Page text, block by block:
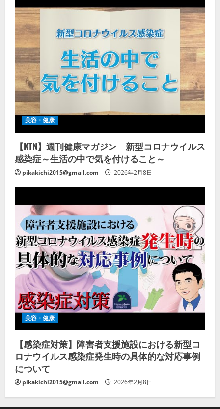
美容・健康
【KTN】週刊健康マガジン 新型コロナウイルス
感染症～生活の中で気を付けること～
pikakichi2015@gmail.com 2026年2月8日
美容・健康
【感染症対策】障害者支援施設における新型コ
ロナウイルス感染症発生時の具体的な対応事例
について
pikakichi2015@gmail.com 2026年2月8日